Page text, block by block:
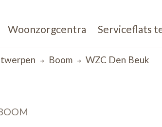
Woonzorgcentra Serviceflats
Boom WZC Den Beuk